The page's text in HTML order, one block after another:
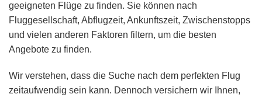
geeigneten Flüge zu finden. Sie können nach
Fluggesellschaft, Abflugzeit, Ankunftszeit, Zwischenstopps
und vielen anderen Faktoren filtern, um die besten
Angebote zu finden.
Wir verstehen, dass die Suche nach dem perfekten Flug
zeitaufwendig sein kann. Dennoch versichern wir Ihnen,